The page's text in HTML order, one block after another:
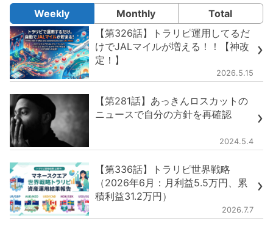
Weekly
Monthly
Total
【第326話】トラリピ運用してるだ
けでJALマイルが増える！！【神改
定！】
2026.5.15
【第281話】あっきんロスカットの
ニュースで自分の方針を再確認
2024.5.4
【第336話】トラリピ世界戦略
（2026年6月：月利益5.5万円、累
積利益31.2万円）
2026.7.7